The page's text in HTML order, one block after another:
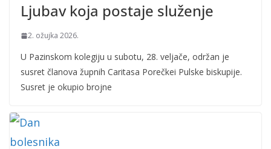
Ljubav koja postaje služenje
2. ožujka 2026.
U Pazinskom kolegiju u subotu, 28. veljače, održan je
susret članova župnih Caritasa Porečkei Pulske biskupije.
Susret je okupio brojne